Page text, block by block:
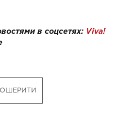
в соцсетях: Viva!